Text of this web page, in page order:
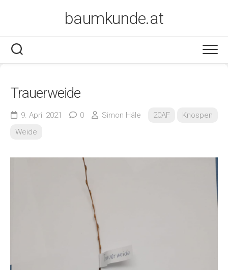
baumkunde.at
Trauerweide
9. April 2021 0 Simon Häle 20AF
Knospen
Weide